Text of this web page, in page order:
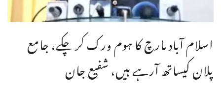
اسلام آباد مارچ کا ہوم ورک کر چکے، جامع
پلان کیساتھ آرہے ہیں، شفیع جان